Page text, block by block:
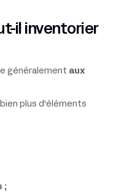
il inventorier
généralement aux
plus d'éléments
;